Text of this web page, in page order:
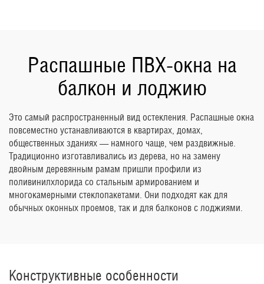
Распашные ПВХ-окна на
балкон и лоджию
Это самый распространенный вид остекления. Распашные окна
повсеместно устанавливаются в квартирах, домах,
общественных зданиях — намного чаще, чем раздвижные.
Традиционно изготавливались из дерева, но на замену
двойным деревянным рамам пришли профили из
поливинилхлорида со стальным армированием и
многокамерными стеклопакетами. Они подходят как для
обычных оконных проемов, так и для балконов с лоджиями.
Конструктивные особенности